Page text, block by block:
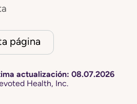
página
actualización: 08.07.2026
Health, Inc.